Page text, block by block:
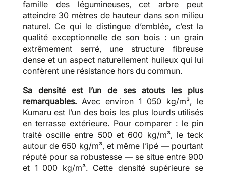
famille des légumineuses, cet arbre peut
atteindre 30 mètres de hauteur dans son milieu
naturel. Ce qui le distingue d’emblée, c’est la
qualité exceptionnelle de son bois : un grain
extrêmement serré, une structure fibreuse
dense et un aspect naturellement huileux qui lui
confèrent une résistance hors du commun.
Sa densité est l’un de ses atouts les plus
remarquables.Avec environ 1 050 kg/m³, le
Kumaru est l’un des bois les plus lourds utilisés
en terrasse extérieure. Pour comparer : le pin
traité oscille entre 500 et 600 kg/m³, le teck
autour de 650 kg/m³, et même l’ipé — pourtant
réputé pour sa robustesse — se situe entre 900
et 1 000 kg/m³. Cette densité supérieure se